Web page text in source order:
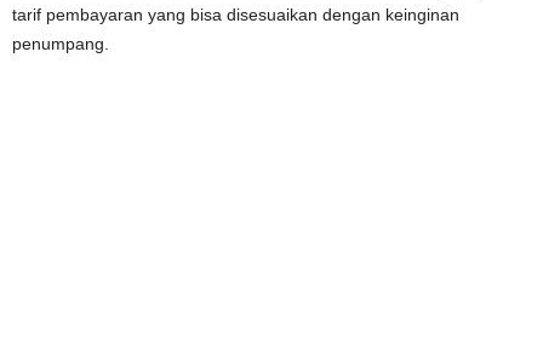
tarif pembayaran yang bisa disesuaikan dengan keinginan
penumpang.